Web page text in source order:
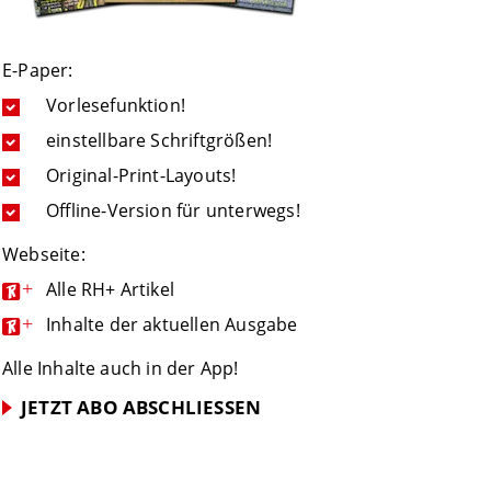
E-Paper:
Vorlesefunktion!
einstellbare Schriftgrößen!
Original-Print-Layouts!
Offline-Version für unterwegs!
Webseite:
+ Alle RH+ Artikel
+
Inhalte der aktuellen Ausgabe
Alle Inhalte auch in der App!
JETZT ABO ABSCHLIESSEN